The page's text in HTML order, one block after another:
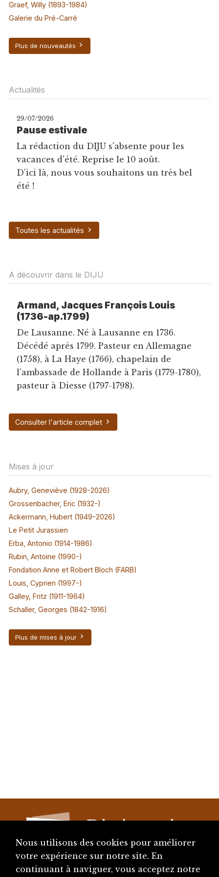
Graef, Willy (1893-1984)
Galerie du Pré-Carré
Plus de nouveautés
Actualités
29/07/2026
Pause estivale
La rédaction du DIJU s'absente pour les
vacances d'été. Reprise le 10 août.
D'ici là, nous vous souhaitons un très bel
été !
Toutes les actualités
A découvrir dans le DIJU
Armand, Jacques François Louis
(1736-ap.1799)
De Lausanne. Né à Lausanne en 1736.
Décédé après 1799. Pasteur en Allemagne
(1758), à La Haye (1766), chapelain de
l'ambassade de Hollande à Paris (1779-1780),
pasteur à Diesse (1797-1798).
Consulter l'article complet
Mises à jour
Aubry, Geneviève (1928-2026)
Grossenbacher, Eric (1932-)
Ackermann, Hubert (1949-2026)
Le Petit Jurassien
Erba, Antonio (1914-1986)
Rubin, Antoine (1990-)
Fondation Anne et Robert Bloch (FARB)
Louis, Cyprien (1997-)
Galley, Fritz (1911-1964)
Schaller, Georges (1842-1916)
Plus de mises à jour
Nous utilisons des cookies pour améliorer
votre expérience sur notre site. En
continuant à naviguer, vous acceptez notre